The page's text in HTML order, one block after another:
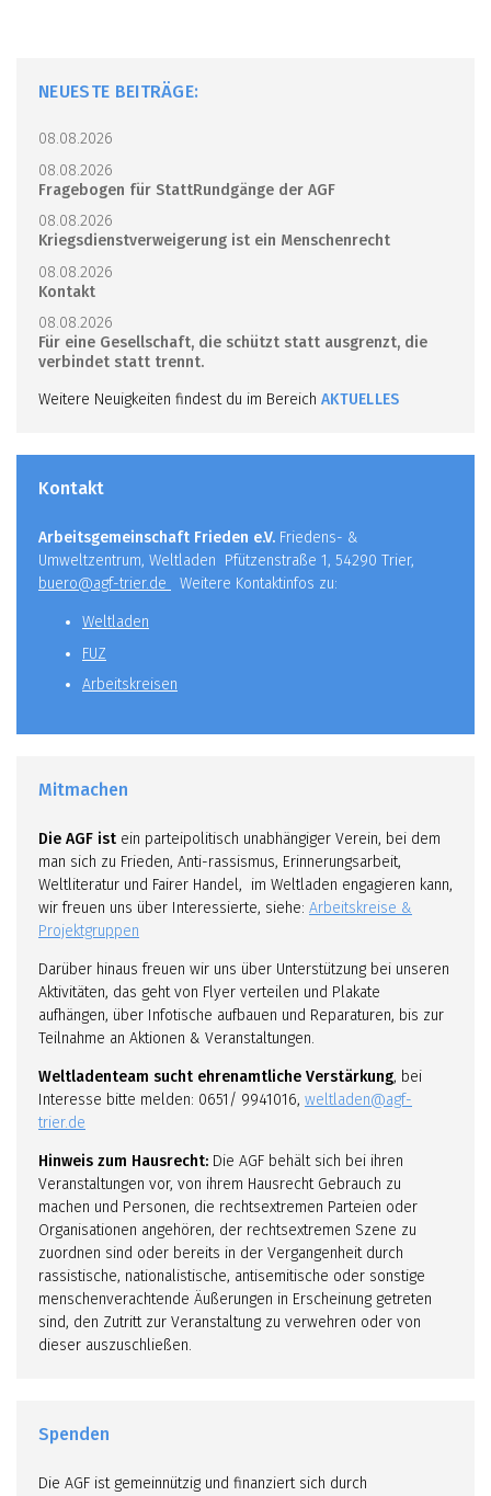
NEUESTE BEITRÄGE:
08.08.2026
08.08.2026
Fragebogen für StattRundgänge der AGF
08.08.2026
Kriegsdienstverweigerung ist ein Menschenrecht
08.08.2026
Kontakt
08.08.2026
Für eine Gesellschaft, die schützt statt ausgrenzt, die
verbindet statt trennt.
Weitere Neuigkeiten findest du im Bereich AKTUELLES
Kontakt
Arbeitsgemeinschaft Frieden e.V. Friedens- &
Umweltzentrum, Weltladen Pfützenstraße 1, 54290 Trier,
buero@agf-trier.de
Weitere Kontaktinfos zu:
Weltladen
FUZ
Arbeitskreisen
Mitmachen
Die AGF ist ein parteipolitisch unabhängiger Verein, bei dem
man sich zu Frieden, Anti-rassismus, Erinnerungsarbeit,
Weltliteratur und Fairer Handel, im Weltladen engagieren kann,
wir freuen uns über Interessierte, siehe: Arbeitskreise &
Projektgruppen
Darüber hinaus freuen wir uns über Unterstützung bei unseren
Aktivitäten, das geht von Flyer verteilen und Plakate
aufhängen, über Infotische aufbauen und Reparaturen, bis zur
Teilnahme an Aktionen & Veranstaltungen.
Weltladenteam sucht ehrenamtliche Verstärkung, bei
Interesse bitte melden: 0651/ 9941016, weltladen@agf-
trier.de
Hinweis zum Hausrecht: Die AGF behält sich bei ihren
Veranstaltungen vor, von ihrem Hausrecht Gebrauch zu
machen und Personen, die rechtsextremen Parteien oder
Organisationen angehören, der rechtsextremen Szene zu
zuordnen sind oder bereits in der Vergangenheit durch
rassistische, nationalistische, antisemitische oder sonstige
menschenverachtende Äußerungen in Erscheinung getreten
sind, den Zutritt zur Veranstaltung zu verwehren oder von
dieser auszuschließen.
Spenden
Die AGF ist gemeinnützig und finanziert sich durch